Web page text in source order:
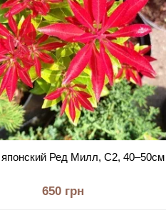
Ред Милл, С2, 40–50см
650 грн